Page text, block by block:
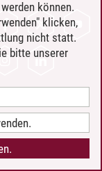
können.
klicken,
nicht statt.
bitte unserer